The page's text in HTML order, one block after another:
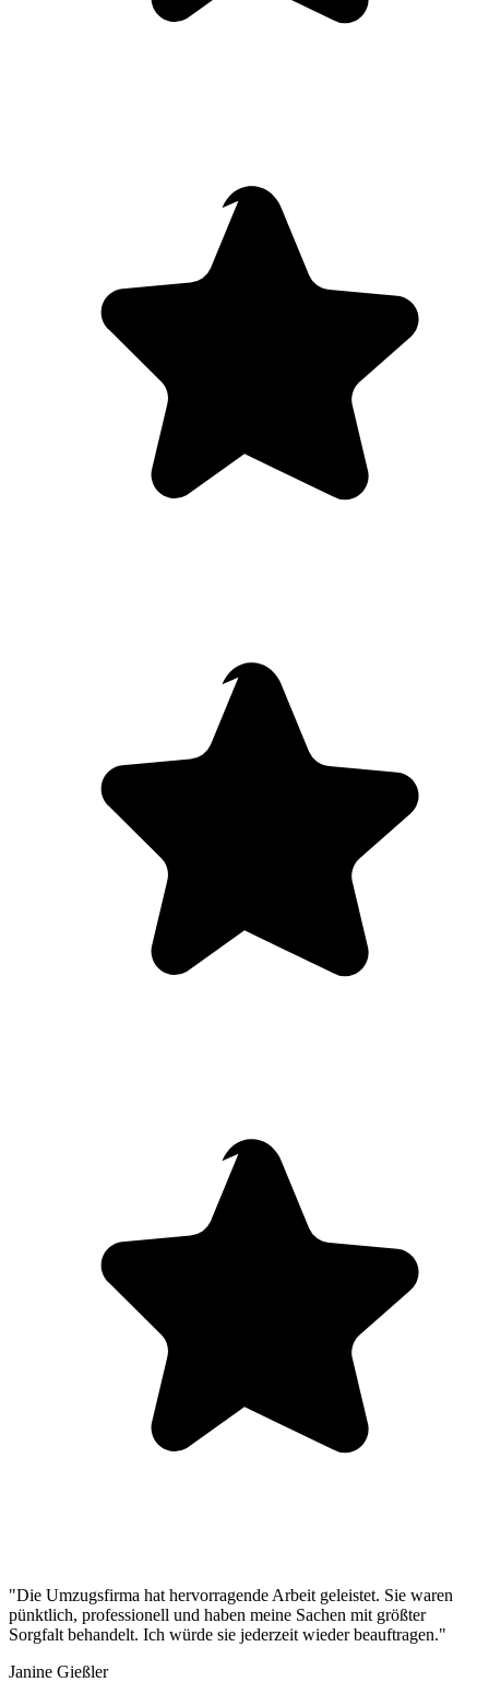
"Die Umzugsfirma hat hervorragende Arbeit geleistet. Sie waren
pünktlich, professionell und haben meine Sachen mit größter
Sorgfalt behandelt. Ich würde sie jederzeit wieder beauftragen."
Janine Gießler